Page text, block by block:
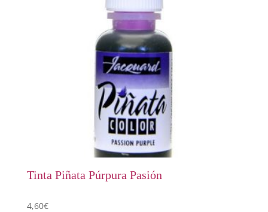
Tinta Piñata Púrpura Pasión
4,60€